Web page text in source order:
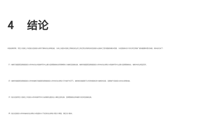
4 结论
试验结果表明，预应力混凝土方桩复合连接接头具有可靠的抗拉承载性能，为软土地基中混凝土预制桩发生挤土效应而出现断桩或连接接头拉脱的工程问题提供解决思路，为桩基础的设计优化和应用推广提供重要的理论依据。具体结论如下：
（1）端板无锚固筋型钢插接接头试件的抗拉试验破坏形式主要为型钢管被拔出和钢棒镦头与端板连接被拉脱。端板有锚固筋型钢插接接头试件的抗拉承载力试验破坏形式主要为型钢管被拔出，端板未发生明显变形。
（2）端板有锚固筋型钢插接接头试件较端板无锚固筋型钢插接接头试件的抗拉承载力平均提升约22%，端板增设锚固筋可以有效增强桩身与端板的连接，显著提升连接接头的抗拉承载性能。
（3）复合连接预应力混凝土方桩接头试件的破坏形式为加载板位置张拉小螺栓全部拉脱、型钢管被拔出和端板与桩身连接被拉脱。
（4）复合连接接头试件的轴向抗拉承载力试验值均大于桩身抗拉承载力理论计算值，满足设计要求。